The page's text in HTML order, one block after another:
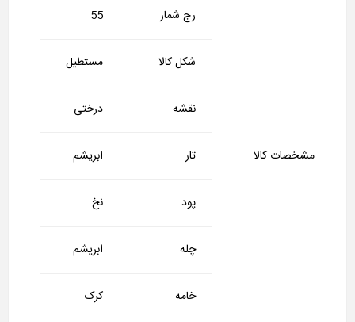
مشخصات کالا
رج شمار 55
شکل کالا مستطیل
نقشه درختی
تار ابریشم
پود نخ
چله ابریشم
خامه کرک